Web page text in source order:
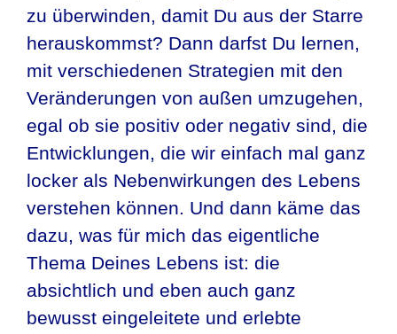
zu überwinden, damit Du aus der Starre
herauskommst? Dann darfst Du lernen,
mit verschiedenen Strategien mit den
Veränderungen von außen umzugehen,
egal ob sie positiv oder negativ sind, die
Entwicklungen, die wir einfach mal ganz
locker als Nebenwirkungen des Lebens
verstehen können. Und dann käme das
dazu, was für mich das eigentliche
Thema Deines Lebens ist: die
absichtlich und eben auch ganz
bewusst eingeleitete und erlebte